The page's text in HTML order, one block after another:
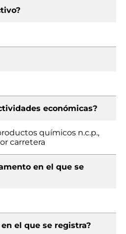
económicas?
químicos n.c.p.,
carretera
en el que se
el que se registra?